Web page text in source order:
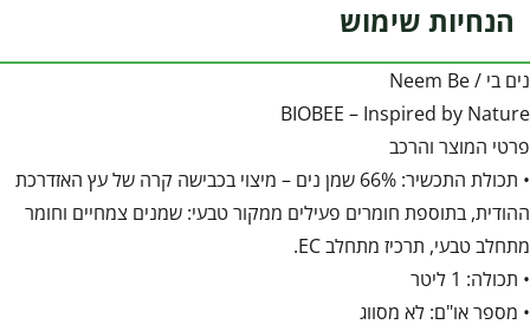
הנחיות שימוש
נים בי / Neem Be
BIOBEE – Inspired by Nature
פרטי המוצר והרכב
• תכולת התכשיר: 66% שמן נים – מיצוי בכבישה קרה של עץ האזדרכת
ההודית, בתוספת חומרים פעילים ממקור טבעי: שמנים צמחיים וחומר
מתחלב טבעי, תרכיז מתחלב EC.
• תכולה: 1 ליטר
• מספר או"ם: לא מסווג